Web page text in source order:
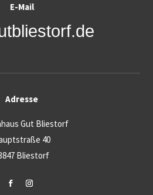
E-Mail
Adresse
Gut Bliestorf
40
Bliestorf